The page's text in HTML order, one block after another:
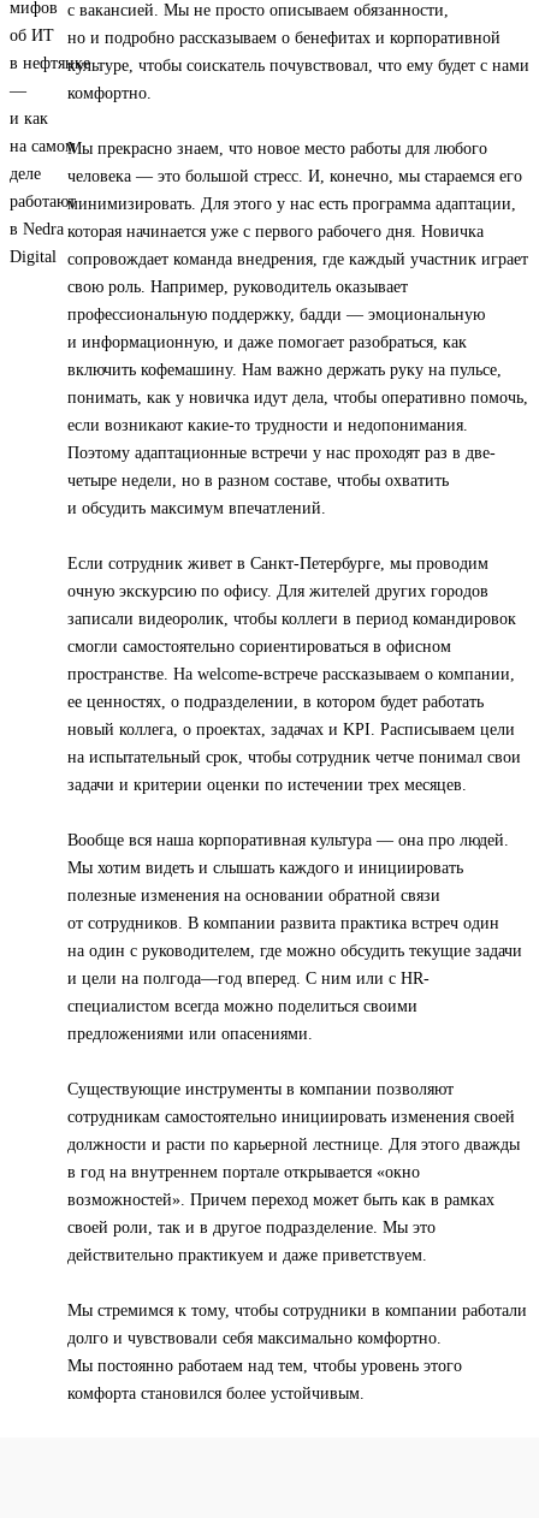
с вакансией. Мы не просто описываем обязанности,
но и подробно рассказываем о бенефитах и корпоративной
культуре, чтобы соискатель почувствовал, что ему будет с нами
комфортно.
Мы прекрасно знаем, что новое место работы для любого
человека — это большой стресс. И, конечно, мы стараемся его
минимизировать. Для этого у нас есть программа адаптации,
которая начинается уже с первого рабочего дня. Новичка
сопровождает команда внедрения, где каждый участник играет
свою роль. Например, руководитель оказывает
профессиональную поддержку, бадди — эмоциональную
и информационную, и даже помогает разобраться, как
включить кофемашину. Нам важно держать руку на пульсе,
понимать, как у новичка идут дела, чтобы оперативно помочь,
если возникают какие-то трудности и недопонимания.
Поэтому адаптационные встречи у нас проходят раз в две-
четыре недели, но в разном составе, чтобы охватить
и обсудить максимум впечатлений.
Если сотрудник живет в Санкт-Петербурге, мы проводим
очную экскурсию по офису. Для жителей других городов
записали видеоролик, чтобы коллеги в период командировок
смогли самостоятельно сориентироваться в офисном
пространстве. На welcome-встрече рассказываем о компании,
ее ценностях, о подразделении, в котором будет работать
новый коллега, о проектах, задачах и KPI. Расписываем цели
на испытательный срок, чтобы сотрудник четче понимал свои
задачи и критерии оценки по истечении трех месяцев.
Вообще вся наша корпоративная культура — она про людей.
Мы хотим видеть и слышать каждого и инициировать
полезные изменения на основании обратной связи
от сотрудников. В компании развита практика встреч один
на один с руководителем, где можно обсудить текущие задачи
и цели на полгода—год вперед. С ним или с HR-
специалистом всегда можно поделиться своими
предложениями или опасениями.
Существующие инструменты в компании позволяют
сотрудникам самостоятельно инициировать изменения своей
должности и расти по карьерной лестнице. Для этого дважды
в год на внутреннем портале открывается «окно
возможностей». Причем переход может быть как в рамках
своей роли, так и в другое подразделение. Мы это
действительно практикуем и даже приветствуем.
Мы стремимся к тому, чтобы сотрудники в компании работали
долго и чувствовали себя максимально комфортно.
Мы постоянно работаем над тем, чтобы уровень этого
комфорта становился более устойчивым.